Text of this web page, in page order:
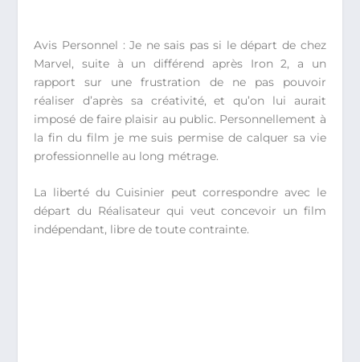
Avis Personnel : Je ne sais pas si le départ de chez
Marvel, suite à un différend après Iron 2, a un
rapport sur une frustration de ne pas pouvoir
réaliser d’après sa créativité, et qu’on lui aurait
imposé de faire plaisir au public. Personnellement à
la fin du film je me suis permise de calquer sa vie
professionnelle au long métrage.
La liberté du Cuisinier peut correspondre avec le
départ du Réalisateur qui veut concevoir un film
indépendant, libre de toute contrainte.